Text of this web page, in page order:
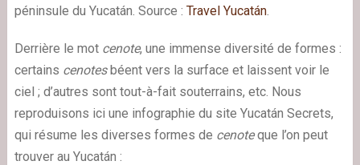
péninsule du Yucatán. Source : Travel Yucatán.
Derrière le mot cenote, une immense diversité de formes :
certains cenotesbéent vers la surface et laissent voir le
ciel ; d’autres sont tout-à-fait souterrains, etc. Nous
reproduisons ici une infographie du site Yucatán Secrets,
qui résume les diverses formes de cenoteque l’on peut
trouver au Yucatán :